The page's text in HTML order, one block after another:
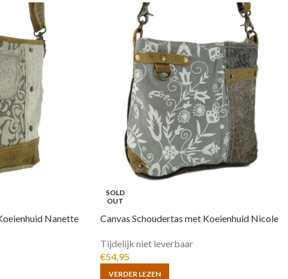
Nanette
SOLD
OUT
Canvas Schoudertas met Koeienhuid Nicole
Tijdelijk niet leverbaar
€54,95
VERDER LEZEN